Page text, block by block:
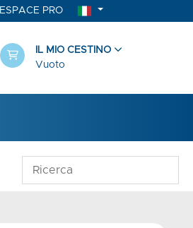
ESPACE PRO
IL MIO CESTINO
Vuoto